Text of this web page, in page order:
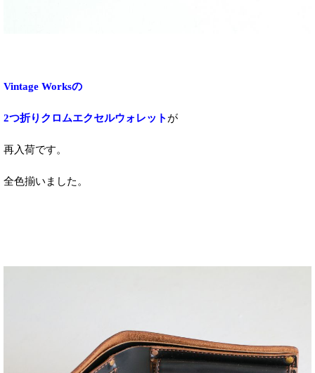
Vintage Worksの
2つ折りクロムエクセルウォレット が
再入荷です。
全色揃いました。